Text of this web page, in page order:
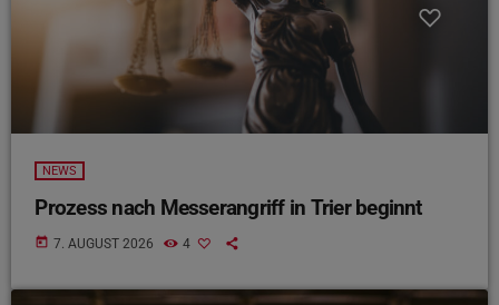
NEWS
Prozess nach Messerangriff in Trier beginnt
today 7. AUGUST 2026 4